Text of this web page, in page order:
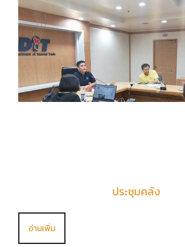
ประชุมคลัง
อ่านเพิ่ม